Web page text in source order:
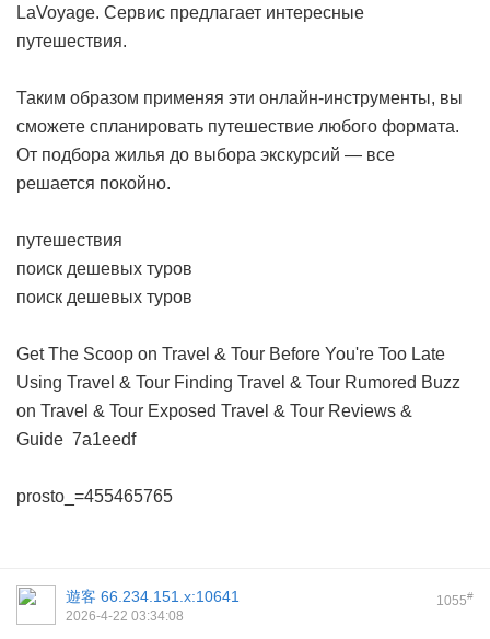
LaVoyage. Сервис предлагает интересные
путешествия.
Таким образом применяя эти онлайн-инструменты, вы
сможете спланировать путешествие любого формата.
От подбора жилья до выбора экскурсий — все
решается покойно.
путешествия
поиск дешевых туров
поиск дешевых туров
Get The Scoop on Travel & Tour Before You're Too Late
Using Travel & Tour Finding Travel & Tour Rumored Buzz
on Travel & Tour Exposed Travel & Tour Reviews &
Guide 7a1eedf
prosto_=455465765
1055#
遊客 66.234.151.x:10641
2026-4-22 03:34:08